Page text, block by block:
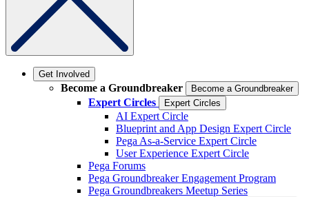
Get Involved
Become a Groundbreaker Become a Groundbreaker
Expert Circles Expert Circles
AI Expert Circle
Blueprint and App Design Expert Circle
Pega As-a-Service Expert Circle
User Experience Expert Circle
Pega Forums
Pega Groundbreaker Engagement Program
Pega Groundbreakers Meetup Series